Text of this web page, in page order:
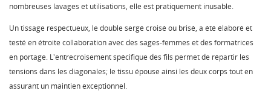
nombreuses lavages et utilisations, elle est pratiquement inusable.
Un tissage respectueux, le double sergé croisé ou brisé, a été élaboré et
testé en étroite collaboration avec des sages-femmes et des formatrices
en portage. L'entrecroisement spécifique des fils permet de répartir les
tensions dans les diagonales; le tissu épouse ainsi les deux corps tout en
assurant un maintien exceptionnel.